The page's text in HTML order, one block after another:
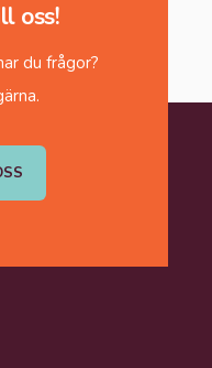
oss!
du frågor?